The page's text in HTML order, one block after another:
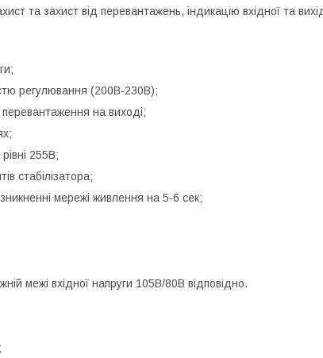
та захист від перевантажень, індикацію вхідної та
регулювання (200В-230В);
перевантаження на виході;
255В;
стабілізатора;
мережі живлення на 5-6 сек;
межі вхідної напруги 105В/80В відповідно.